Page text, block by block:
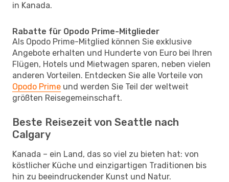
in Kanada.
Rabatte für Opodo Prime-Mitglieder
Als Opodo Prime-Mitglied können Sie exklusive
Angebote erhalten und Hunderte von Euro bei Ihren
Flügen, Hotels und Mietwagen sparen, neben vielen
anderen Vorteilen. Entdecken Sie alle Vorteile von
Opodo Prime und werden Sie Teil der weltweit
größten Reisegemeinschaft.
Beste Reisezeit von Seattle nach
Calgary
Kanada – ein Land, das so viel zu bieten hat: von
köstlicher Küche und einzigartigen Traditionen bis
hin zu beeindruckender Kunst und Natur.